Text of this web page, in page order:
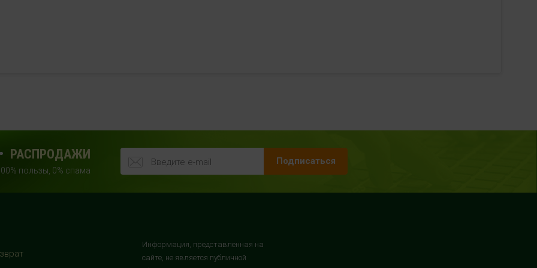
РАСПРОДАЖИ
пользы, 0% спама
Подписаться
Информация, представленная на
сайте, не является публичной